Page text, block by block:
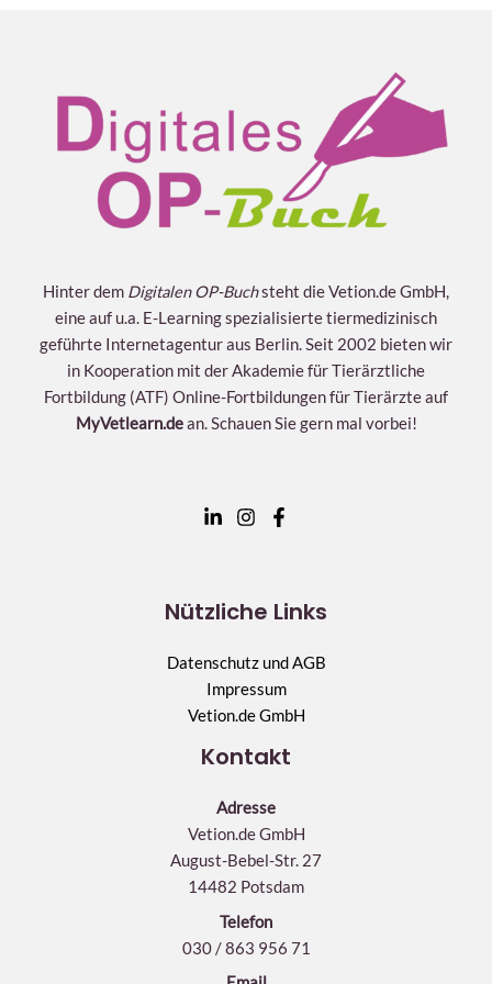
Hinter dem Digitalen OP-Buchsteht die Vetion.de GmbH,
eine auf u.a. E-Learning spezialisierte tiermedizinisch
geführte Internetagentur aus Berlin. Seit 2002 bieten wir
in Kooperation mit der Akademie für Tierärztliche
Fortbildung (ATF) Online-Fortbildungen für Tierärzte auf
MyVetlearn.dean. Schauen Sie gern mal vorbei!
Nützliche Links
Datenschutz und AGB
Impressum
Vetion.de GmbH
Kontakt
Adresse
Vetion.de GmbH
August-Bebel-Str. 27
14482 Potsdam
Telefon
030 / 863 956 71